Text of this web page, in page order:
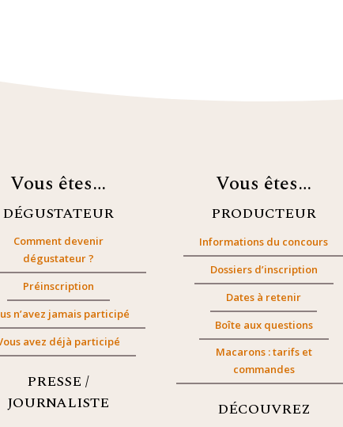
Vous êtes…
DÉGUSTATEUR
Comment devenir
dégustateur ?
Préinscription
n’avez jamais participé
avez déjà participé
PRESSE /
JOURNALISTE
Vous êtes…
PRODUCTEUR
Informations du concours
Dossiers d’inscription
Dates à retenir
Boîte aux questions
Macarons : tarifs et
commandes
DÉCOUVREZ